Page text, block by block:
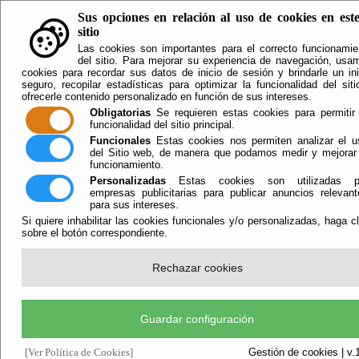
Sus opciones en relación al uso de cookies en este
sitio
Las cookies son importantes para el correcto
del sitio. Para mejorar su experiencia de navegación,
cookies para recordar sus datos de inicio de sesión y brindarle un
seguro, recopilar estadísticas para optimizar la funcionalidad del
ofrecerle contenido personalizado en función de sus intereses.
Obligatorias Se requieren estas cookies para permitir
funcionalidad del sitio principal.
Funcionales Estas cookies nos permiten analizar el
del Sitio web, de manera que podamos medir y
funcionamiento.
Personalizadas Estas cookies son utilizadas
empresas publicitarias para publicar anuncios
para sus intereses.
Si quiere inhabilitar las cookies funcionales y/o personalizadas, haga
sobre el botón correspondiente.
Rechazar cookies
Guardar configuración
[Ver Política de Cookies] Gestión de cookies |
DEL
OVERA.